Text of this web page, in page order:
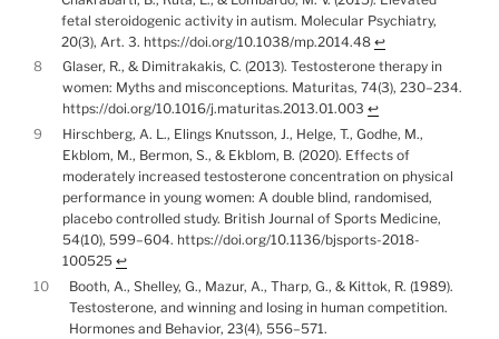
fetal steroidogenic activity in autism. Molecular Psychiatry,
20(3), Art. 3. https://doi.org/10.1038/mp.2014.48 ↩︎
8
Glaser, R., & Dimitrakakis, C. (2013). Testosterone therapy in
women: Myths and misconceptions. Maturitas, 74(3), 230–234.
https://doi.org/10.1016/j.maturitas.2013.01.003 ↩︎
9
Hirschberg, A. L., Elings Knutsson, J., Helge, T., Godhe, M.,
Ekblom, M., Bermon, S., & Ekblom, B. (2020). Effects of
moderately increased testosterone concentration on physical
performance in young women: A double blind, randomised,
placebo controlled study. British Journal of Sports Medicine,
54(10), 599–604. https://doi.org/10.1136/bjsports-2018-
100525 ↩︎
10
Booth, A., Shelley, G., Mazur, A., Tharp, G., & Kittok, R. (1989).
Testosterone, and winning and losing in human competition.
Hormones and Behavior, 23(4), 556–571.